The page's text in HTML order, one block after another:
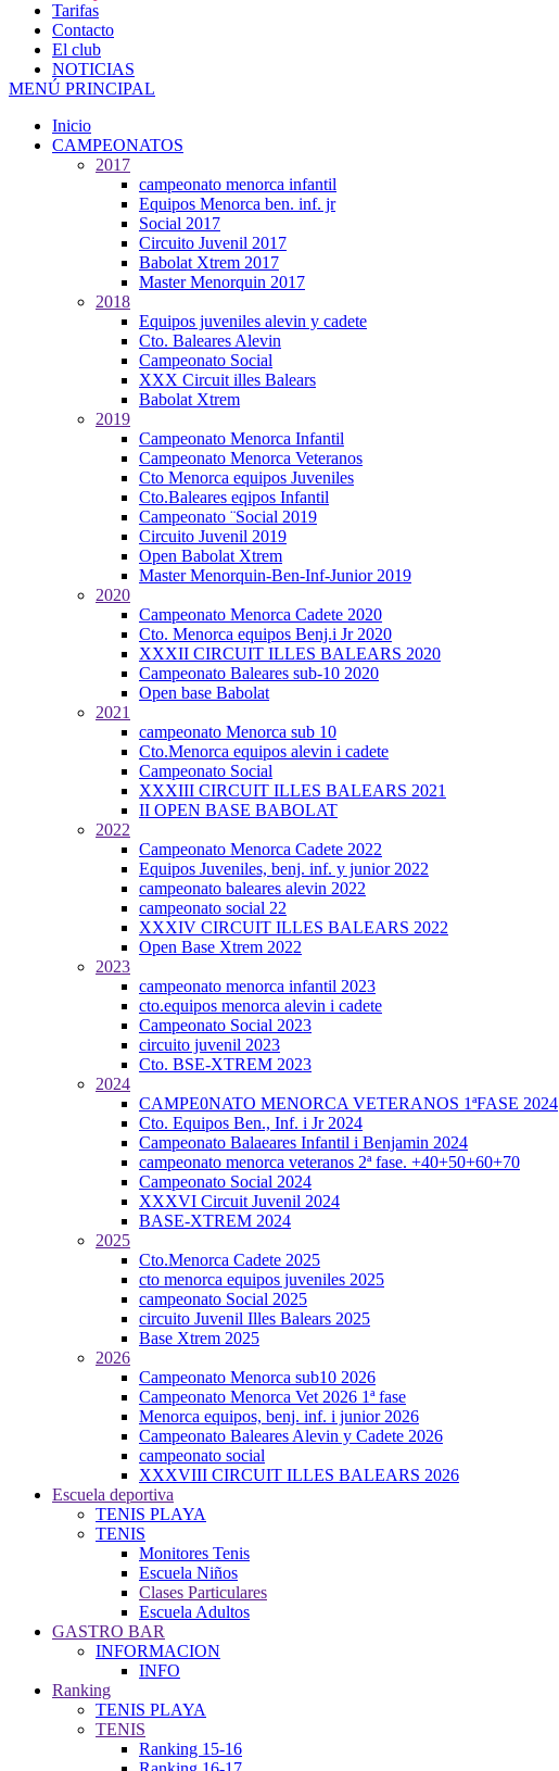
Tarifas
Contacto
El club
NOTICIAS
MENÚ PRINCIPAL
Inicio
CAMPEONATOS
2017
campeonato menorca infantil
Equipos Menorca ben. inf. jr
Social 2017
Circuito Juvenil 2017
Babolat Xtrem 2017
Master Menorquin 2017
2018
Equipos juveniles alevin y cadete
Cto. Baleares Alevin
Campeonato Social
XXX Circuit illes Balears
Babolat Xtrem
2019
Campeonato Menorca Infantil
Campeonato Menorca Veteranos
Cto Menorca equipos Juveniles
Cto.Baleares eqipos Infantil
Campeonato ¨Social 2019
Circuito Juvenil 2019
Open Babolat Xtrem
Master Menorquin-Ben-Inf-Junior 2019
2020
Campeonato Menorca Cadete 2020
Cto. Menorca equipos Benj.i Jr 2020
XXXII CIRCUIT ILLES BALEARS 2020
Campeonato Baleares sub-10 2020
Open base Babolat
2021
campeonato Menorca sub 10
Cto.Menorca equipos alevin i cadete
Campeonato Social
XXXIII CIRCUIT ILLES BALEARS 2021
II OPEN BASE BABOLAT
2022
Campeonato Menorca Cadete 2022
Equipos Juveniles, benj. inf. y junior 2022
campeonato baleares alevin 2022
campeonato social 22
XXXIV CIRCUIT ILLES BALEARS 2022
Open Base Xtrem 2022
2023
campeonato menorca infantil 2023
cto.equipos menorca alevin i cadete
Campeonato Social 2023
circuito juvenil 2023
Cto. BSE-XTREM 2023
2024
CAMPE0NATO MENORCA VETERANOS 1ªFASE 2024
Cto. Equipos Ben., Inf. i Jr 2024
Campeonato Balaeares Infantil i Benjamin 2024
campeonato menorca veteranos 2ª fase. +40+50+60+70
Campeonato Social 2024
XXXVI Circuit Juvenil 2024
BASE-XTREM 2024
2025
Cto.Menorca Cadete 2025
cto menorca equipos juveniles 2025
campeonato Social 2025
circuito Juvenil Illes Balears 2025
Base Xtrem 2025
2026
Campeonato Menorca sub10 2026
Campeonato Menorca Vet 2026 1ª fase
Menorca equipos, benj. inf. i junior 2026
Campeonato Baleares Alevin y Cadete 2026
campeonato social
XXXVIII CIRCUIT ILLES BALEARS 2026
Escuela deportiva
TENIS PLAYA
TENIS
Monitores Tenis
Escuela Niños
Clases Particulares
Escuela Adultos
GASTRO BAR
INFORMACION
INFO
Ranking
TENIS PLAYA
TENIS
Ranking 15-16